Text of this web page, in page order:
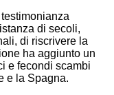
di secoli,
di riscrivere la
ha aggiunto un
e fecondi scambi
e la Spagna.